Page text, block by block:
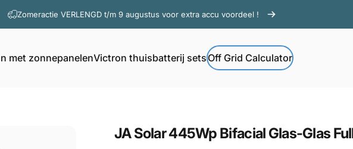
Zomeractie VERLENGD t/m 9 augustus voor extra accu voordeel !
met zonnepanelenVictron thuisbatterij setsOff Grid Calculator
JASolar445Wp Bifacial Glas-Glas